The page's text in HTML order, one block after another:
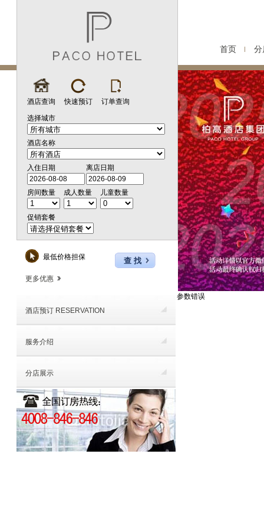
首页 分
酒店查询 快速预订
订单查询
选择城市
酒店名称
入住日期 离店日期
房间数量 成人数量 儿童数量
促销套餐
最低价格担保
更多优惠
酒店预订 RESERVATION
服务介绍
分店展示
参数错误